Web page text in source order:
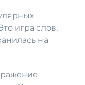
игра слов,
на